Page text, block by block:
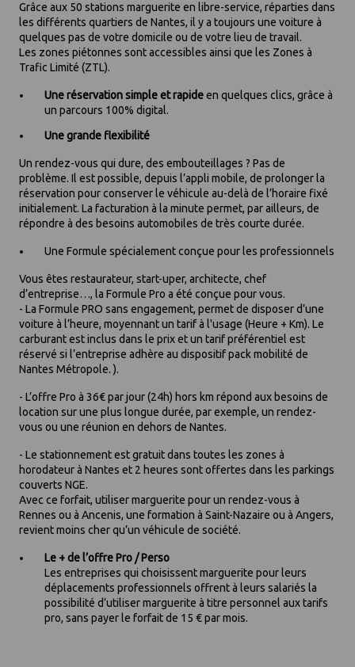
Grâce aux 50 stations marguerite en libre-service, réparties dans
les différents quartiers de Nantes, il y a toujours une voiture à
quelques pas de votre domicile ou de votre lieu de travail.
Les zones piétonnes sont accessibles ainsi que les Zones à
Trafic Limité (ZTL).
Une réservation simple et rapideen quelques clics, grâce à
un parcours 100% digital.
Une grande flexibilité
Un rendez-vous qui dure, des embouteillages ? Pas de
problème. Il est possible, depuis l’appli mobile, de prolonger la
réservation pour conserver le véhicule au-delà de l’horaire fixé
initialement. La facturation à la minute permet, par ailleurs, de
répondre à des besoins automobiles de très courte durée.
Une Formule spécialement conçue pour les professionnels
Vous êtes restaurateur, start-uper, architecte, chef
d’entreprise…, la Formule Pro a été conçue pour vous.
- La Formule PRO sans engagement, permet de disposer d’une
voiture à l’heure, moyennant un tarif à l'usage (Heure + Km). Le
carburant est inclus dans le prix et un tarif préférentiel est
réservé si l’entreprise adhère au dispositif pack mobilité de
Nantes Métropole. ).
- L’offre Pro à 36€ par jour (24h) hors km répond aux besoins de
location sur une plus longue durée, par exemple, un rendez-
vous ou une réunion en dehors de Nantes.
- Le stationnement est gratuit dans toutes les zones à
horodateur à Nantes et 2 heures sont offertes dans les parkings
couverts NGE.
Avec ce forfait, utiliser marguerite pour un rendez-vous à
Rennes ou à Ancenis, une formation à Saint-Nazaire ou à Angers,
revient moins cher qu’un véhicule de société.
Le + de l’offre Pro / Perso
Les entreprises qui choisissent marguerite pour leurs
déplacements professionnels offrent à leurs salariés la
possibilité d’utiliser marguerite à titre personnel aux tarifs
pro, sans payer le forfait de 15 € par mois.